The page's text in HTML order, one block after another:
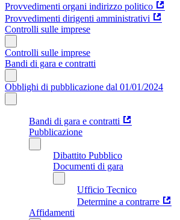
Provvedimenti organi indirizzo politico
Provvedimenti dirigenti amministrativi
Controlli sulle imprese
Controlli sulle imprese
Bandi di gara e contratti
Obblighi di pubblicazione dal 01/01/2024
Bandi di gara e contratti
Pubblicazione
Dibattito Pubblico
Documenti di gara
Ufficio Tecnico
Determine a contrarre
Affidamenti